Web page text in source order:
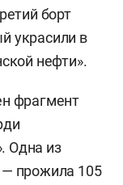
борт
украсили в
нефти».
фрагмент
Одна из
— прожила 105